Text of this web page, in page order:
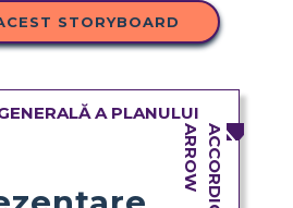
STORYBOARD
A PLANULUI